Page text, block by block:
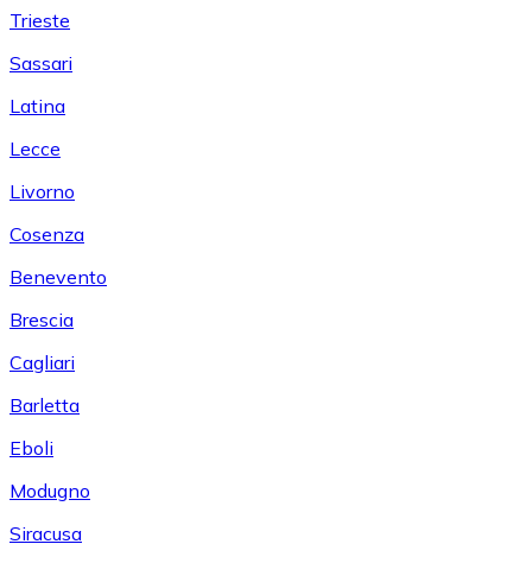
Trieste
Sassari
Latina
Lecce
Livorno
Cosenza
Benevento
Brescia
Cagliari
Barletta
Eboli
Modugno
Siracusa